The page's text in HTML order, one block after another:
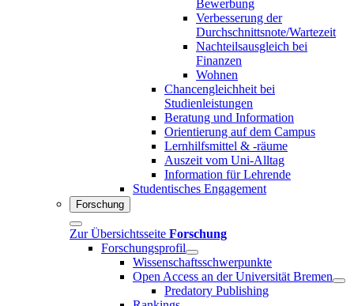
Bewerbung
Verbesserung der
Durchschnittsnote/Wartezeit
Nachteilsausgleich bei
Finanzen
Wohnen
Chancengleichheit bei
Studienleistungen
Beratung und Information
Orientierung auf dem Campus
Lernhilfsmittel & -räume
Auszeit vom Uni-Alltag
Information für Lehrende
Studentisches Engagement
Forschung
Zur Übersichtsseite Forschung
Forschungsprofil
Wissenschaftsschwerpunkte
Open Access an der Universität Bremen
Predatory Publishing